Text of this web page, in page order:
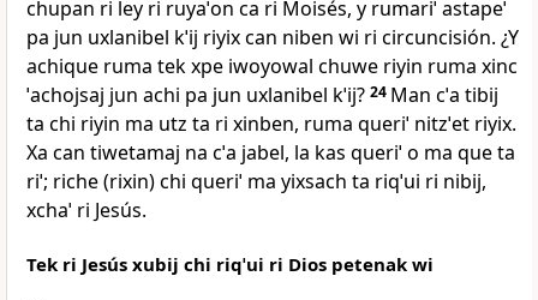
chupan ri ley ri ruyaˈon ca ri Moisés, y rumariˈ astapeˈ
pa jun uxlanibel kˈij riyix can niben wi ri circuncisión. ¿Y
achique ruma tek xpe iwoyowal chuwe riyin ruma xinc
ˈachojsaj jun achi pa jun uxlanibel kˈij? 24 Man cˈa tibij
ta chi riyin ma utz ta ri xinben, ruma queriˈ nitzˈet riyix.
Xa can tiwetamaj na cˈa jabel, la kas queriˈ o ma que ta
riˈ; riche (rixin) chi queriˈ ma yixsach ta riqˈui ri nibij,
xchaˈ ri Jesús.
Tek ri Jesús xubij chi riqˈui ri Dios petenak wi